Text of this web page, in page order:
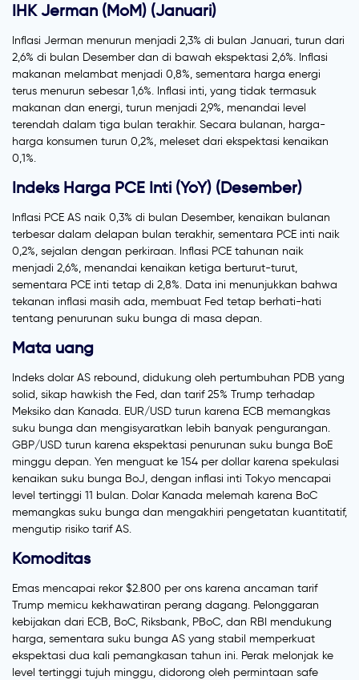
IHK Jerman (MoM) (Januari)
Inflasi Jerman menurun menjadi 2,3% di bulan Januari, turun dari
2,6% di bulan Desember dan di bawah ekspektasi 2,6%. Inflasi
makanan melambat menjadi 0,8%, sementara harga energi
terus menurun sebesar 1,6%. Inflasi inti, yang tidak termasuk
makanan dan energi, turun menjadi 2,9%, menandai level
terendah dalam tiga bulan terakhir. Secara bulanan, harga-
harga konsumen turun 0,2%, meleset dari ekspektasi kenaikan
0,1%.
Indeks Harga PCE Inti (YoY) (Desember)
Inflasi PCE AS naik 0,3% di bulan Desember, kenaikan bulanan
terbesar dalam delapan bulan terakhir, sementara PCE inti naik
0,2%, sejalan dengan perkiraan. Inflasi PCE tahunan naik
menjadi 2,6%, menandai kenaikan ketiga berturut-turut,
sementara PCE inti tetap di 2,8%. Data ini menunjukkan bahwa
tekanan inflasi masih ada, membuat Fed tetap berhati-hati
tentang penurunan suku bunga di masa depan.
Mata uang
Indeks dolar AS rebound, didukung oleh pertumbuhan PDB yang
solid, sikap hawkish the Fed, dan tarif 25% Trump terhadap
Meksiko dan Kanada. EUR/USD turun karena ECB memangkas
suku bunga dan mengisyaratkan lebih banyak pengurangan.
GBP/USD turun karena ekspektasi penurunan suku bunga BoE
minggu depan. Yen menguat ke 154 per dollar karena spekulasi
kenaikan suku bunga BoJ, dengan inflasi inti Tokyo mencapai
level tertinggi 11 bulan. Dolar Kanada melemah karena BoC
memangkas suku bunga dan mengakhiri pengetatan kuantitatif,
mengutip risiko tarif AS.
Komoditas
Emas mencapai rekor $2.800 per ons karena ancaman tarif
Trump memicu kekhawatiran perang dagang. Pelonggaran
kebijakan dari ECB, BoC, Riksbank, PBoC, dan RBI mendukung
harga, sementara suku bunga AS yang stabil memperkuat
ekspektasi dua kali pemangkasan tahun ini. Perak melonjak ke
level tertinggi tujuh minggu, didorong oleh permintaan safe